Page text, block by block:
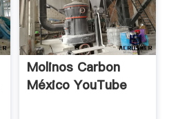
Molinos Carbon
México YouTube